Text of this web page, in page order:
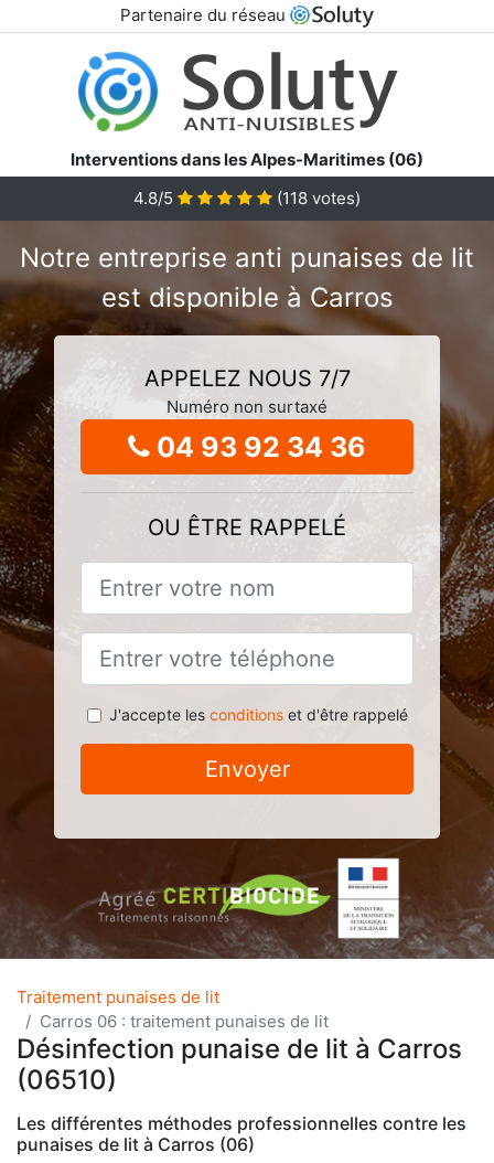
Partenaire du réseau
Interventions dans les Alpes-Maritimes (06)
4.8/5
(118 votes)
Notre entreprise anti punaises de lit
est disponible à Carros
APPELEZ NOUS 7/7
Numéro non surtaxé
04 93 92 34 36
OU ÊTRE RAPPELÉ
J'accepte les conditionset d'être rappelé
Envoyer
Traitement punaises de lit
Carros 06 : traitement punaises de lit
Désinfection punaise de lit à Carros
(06510)
Les différentes méthodes professionnelles contre les
punaises de lit à Carros (06)